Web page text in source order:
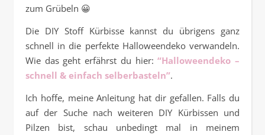
zum Grübeln 😀
Die DIY Stoff Kürbisse kannst du übrigens ganz
schnell in die perfekte Halloweendeko verwandeln.
Wie das geht erfährst du hier:“Halloweendeko –
schnell & einfach selberbasteln”.
Ich hoffe, meine Anleitung hat dir gefallen. Falls du
auf der Suche nach weiteren DIY Kürbissen und
Pilzen bist, schau unbedingt mal in meinem